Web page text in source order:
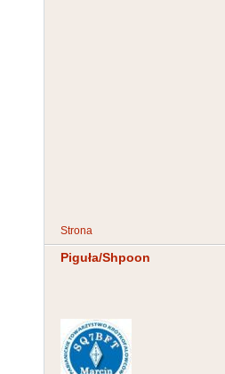
Strona
Piguła/Shpoon